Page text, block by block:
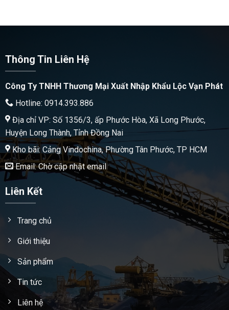
Thông Tin Liên Hệ
Công Ty TNHH Thương Mại Xuất Nhập Khẩu Lộc Vạn Phát
Hotline: 0914.393.886
Địa chỉ VP: Số 1356/3, ấp Phước Hòa, Xã Long Phước,
Huyện Long Thành, Tỉnh Đồng Nai
Kho bãi: Cảng Vindochina, Phường Tân Phước, TP HCM
Email: Chờ cập nhật email
Liên Kết
Trang chủ
Giới thiệu
Sản phẩm
Tin tức
Liên hệ